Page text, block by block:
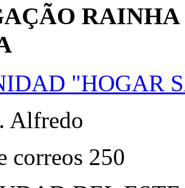
RAINHA
"HOGAR
Alfredo
correos 250